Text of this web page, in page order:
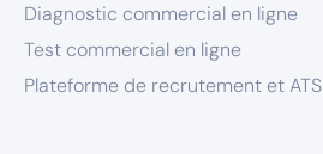
Diagnostic commercial en ligne
Test commercial en ligne
Plateforme de recrutement et ATS